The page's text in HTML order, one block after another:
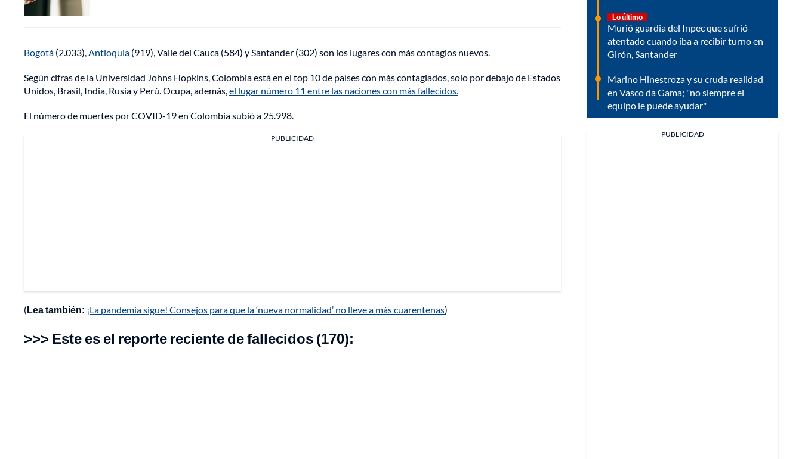
Bogotá (2.033),Antioquia (919), Valle del Cauca (584) y Santander (302) son los lugares con más contagios nuevos.
Según cifras de la Universidad Johns Hopkins, Colombia está en el top 10 de países con más contagiados, solo por debajo de Estados
Unidos, Brasil, India, Rusia y Perú. Ocupa, además,el lugar número 11 entre las naciones con más fallecidos.
El número de muertes por COVID-19 en Colombia subió a 25.998.
PUBLICIDAD
(Lea también: ¡La pandemia sigue! Consejos para que la ‘nueva normalidad’ no lleve a más cuarentenas)
>>> Este es el reporte reciente de fallecidos (170):
Lo último
Murió guardia del Inpec que sufrió
atentado cuando iba a recibir turno en
Girón, Santander
Marino Hinestroza y su cruda realidad
en Vasco da Gama; "no siempre el
equipo le puede ayudar"
PUBLICIDAD